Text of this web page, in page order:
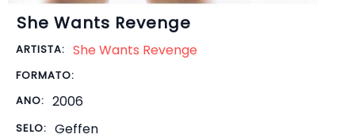
She Wants Revenge
ARTISTA: She Wants Revenge
FORMATO:
ANO: 2006
SELO: Geffen